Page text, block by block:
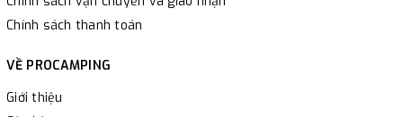
Chính sách thanh toán
VỀ PROCAMPING
Giới thiệu